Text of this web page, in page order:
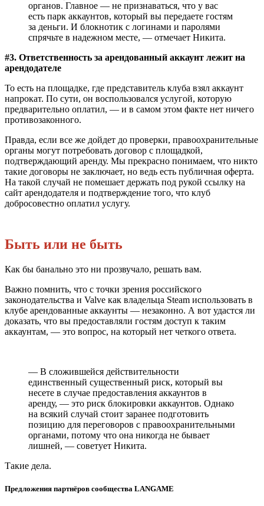
органов. Главное — не признаваться, что у вас
есть парк аккаунтов, который вы передаете гостям
за деньги. И блокнотик с логинами и паролями
спрячьте в надежном месте, — отмечает Никита.
#3. Ответственность за арендованный аккаунт лежит на
арендодателе
То есть на площадке, где представитель клуба взял аккаунт
напрокат. По сути, он воспользовался услугой, которую
предварительно оплатил, — и в самом этом факте нет ничего
противозаконного.
Правда, если все же дойдет до проверки, правоохранительные
органы могут потребовать договор с площадкой,
подтверждающий аренду. Мы прекрасно понимаем, что никто
такие договоры не заключает, но ведь есть публичная оферта.
На такой случай не помешает держать под рукой ссылку на
сайт арендодателя и подтверждение того, что клуб
добросовестно оплатил услугу.
Быть или не быть
Как бы банально это ни прозвучало, решать вам.
Важно помнить, что с точки зрения российского
законодательства и Valve как владельца Steam использовать в
клубе арендованные аккаунты — незаконно. А вот удастся ли
доказать, что вы предоставляли гостям доступ к таким
аккаунтам, — это вопрос, на который нет четкого ответа.
— В сложившейся действительности
единственный существенный риск, который вы
несете в случае предоставления аккаунтов в
аренду, — это риск блокировки аккаунтов. Однако
на всякий случай стоит заранее подготовить
позицию для переговоров с правоохранительными
органами, потому что она никогда не бывает
лишней, — советует Никита.
Такие дела.
Предложения партнёров сообщества LANGAME